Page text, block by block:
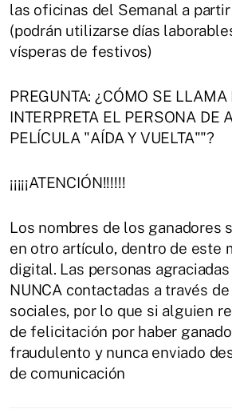
las oficinas del Semanal a
(podrán utilizarse días
vísperas de festivos)
PREGUNTA: ¿CÓMO SE LLAMA
INTERPRETA EL PERSONA DE
PELÍCULA "AÍDA Y VUELTA""?
¡¡¡¡¡ATENCIÓN!!!!!!
Los nombres de los ganadores
en otro artículo, dentro de este
digital. Las personas
NUNCA contactadas a través
sociales, por lo que si alguien
de felicitación por haber
fraudulento y nunca enviado
de comunicación